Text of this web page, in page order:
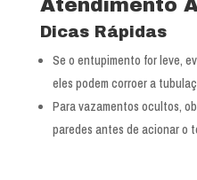
Atendimento
Dicas Rápidas
Se o entupimento for leve,
eles podem corroer a
Para vazamentos ocultos,
paredes antes de acionar o